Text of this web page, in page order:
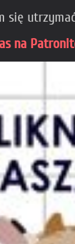
się
na